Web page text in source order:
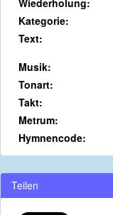
Wiederholung:
Kategorie:
Text:
Musik:
Tonart:
Takt:
Metrum:
Hymnencode:
Teilen